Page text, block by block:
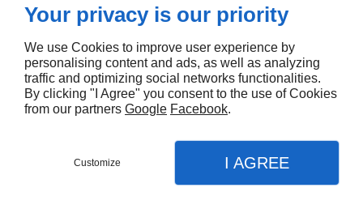
En stock
€1,35
Your privacy is our priority
We use Cookies to improve user experience by
personalising content and ads, as well as analyzing
traffic and optimizing social networks functionalities.
By clicking "I Agree" you consent to the use of Cookies
from our partners Google Facebook.
Customize I AGREE